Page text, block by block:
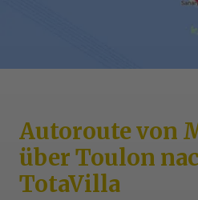
Autoroute von
über Toulon
TotaVilla